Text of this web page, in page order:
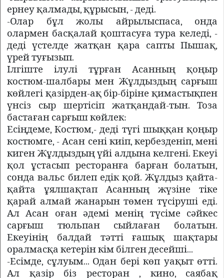
ернеу қалмады, құрысын, - деді.
-Олар бұл жолы айрылыспаса, онда
олармен басқалай қоштасуға тура келеді, -
деді үстелде жатқан қара сапты Пышақ,
үрей туғызып.
Ілгіште ілулі тұрған Асанның қоңыр
костюм-шалбары мен Жұлдыздың сарғыш
көйлегі қазірден-ақ бір-біріне қимастықпен
үнсіз сыр шертісіп жатқандай-тын. Тоза
бастаған сарғыш көйлек:
Есіңдеме, Костюм,- деді түгі шыққан қоңыр
костюмге, - Асан сені киіп, кербезденіп, мені
киген Жұлдыздың үйі алдына келгені. Екеуі
қол ұстасып ресторанға барған болатын,
сонда вальс билеп едік қой. Жұлдыз қайта-
қайта ұялшақтап Асанның жүзіне тіке
қарай алмай жанарын төмен түсіруші еді.
Ал Асан оған әдемі менің түсіме сәйкес
сарғыш тюльпан сыйлаған болатын.
Екеуінің балдай тәтті ғашық шақтары
оралмасқа кетерін кім білген десейші...
-Есімде, сұлуым... Одан бері көп уақыт өтті.
Ал қазір біз ресторан , кино, саябақ